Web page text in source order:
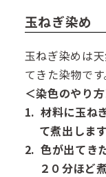
玉ねぎ染め
玉ねぎ染めは
てきた染物です
＜染色のやり
材料に玉ね
て煮出します
色が出てき
２０分ほど